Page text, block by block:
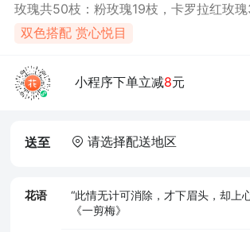
玫瑰共50枝：粉玫瑰19枝，卡罗拉红玫瑰
双色搭配 赏心悦目
小程序下单立减8元
送至 请选择配送地区
花语
“此情无计可消除，才下眉头，却上
《一剪梅》